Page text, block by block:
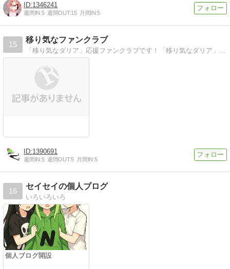
1346241
週間IN:5 週間OUT:15 月間IN:5
15
移り気なファンクラブ
「移り気なダリア」応援ファンクラブです！「移り気なダリア」がもっとみんなに知れ渡って楽しめるといいな！
1390691
週間IN:5 週間OUT:5 月間IN:5
16
セイセイの個人ブログ
いろいろいろ
個人ブログ開設